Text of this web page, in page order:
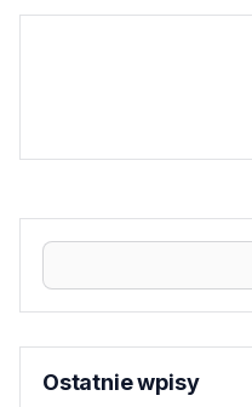
Ostatnie wpisy